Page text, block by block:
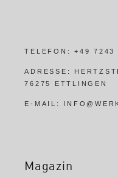
TELEFON:+49 7243
ADRESSE:
76275 ETTLINGEN
E-MAIL:
Magazin